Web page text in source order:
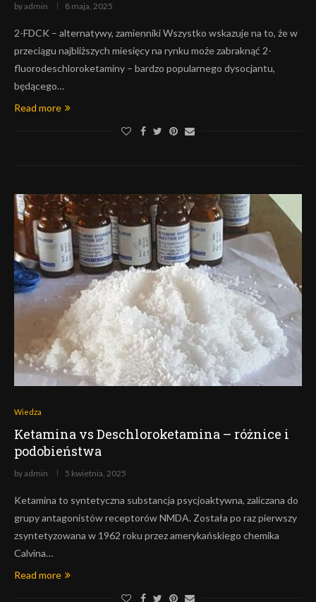
byadmin 8 maja, 2025
2-FDCK – alternatywy, zamienniki Wszystko wskazuje na to, że w
przeciągu najbliższych miesięcy na rynku może zabraknąć 2-
fluorodeschloroketaminy – bardzo popularnego dysocjantu,
będącego…
Read more
Wiedza
Ketamina vs Deschloroketamina – różnice i
podobieństwa
byadmin 5 kwietnia, 2025
Ketamina to syntetyczna substancja psycjoaktywna, zaliczana do
grupy antagonistów receptorów NMDA. Została po raz pierwszy
zsyntetyzowana w 1962 roku przez amerykańskiego chemika
Calvina…
Read more